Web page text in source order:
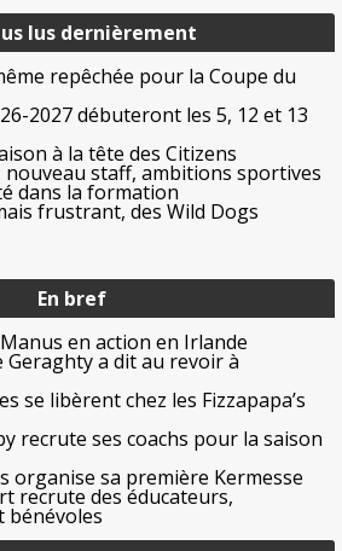
lus dernièrement
repêchée pour la Coupe du
2027 débuteront les 5, 12 et 13
à la tête des Citizens
nouveau staff, ambitions sportives
dans la formation
frustrant, des Wild Dogs
En bref
en action en Irlande
Geraghty a dit au revoir à
se libèrent chez les Fizzapapa’s
recrute ses coachs pour la saison
organise sa première Kermesse
recrute des éducateurs,
bénévoles